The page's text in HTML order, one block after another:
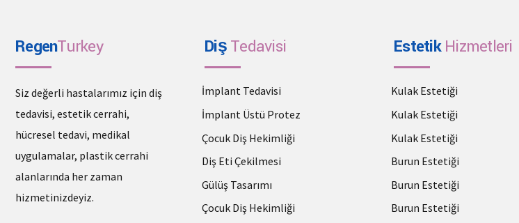
RegenTurkey
Siz değerli hastalarımız için diş
tedavisi, estetik cerrahi,
hücresel tedavi, medikal
uygulamalar, plastik cerrahi
alanlarında her zaman
hizmetinizdeyiz.
DişTedavisi
İmplant Tedavisi
İmplant Üstü Protez
Çocuk Diş Hekimliği
Diş Eti Çekilmesi
Gülüş Tasarımı
Çocuk Diş Hekimliği
Estetik Hizmetleri
Kulak Estetiği
Kulak Estetiği
Kulak Estetiği
Burun Estetiği
Burun Estetiği
Burun Estetiği